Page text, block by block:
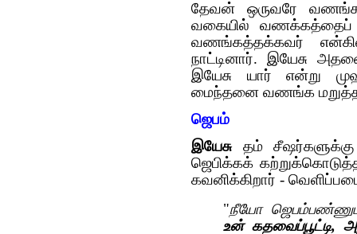
தேவ‌ன் ஒருவ‌ரே
வகையில் வ‌ண‌க்க‌த்தைப்
வ‌ண‌ங்க‌த்த‌க்க‌வ‌ர்
நாட்டினார். இயேசு
இயேசு யார் என்று
மைந்த‌னை வ‌ண‌ங்க‌
ஜெபம்
இயேசு தம்
ஜெபிக்கக்
கவனிக்கிறார் -
"நீயோ
உன் கதவைப்பூட்டி,